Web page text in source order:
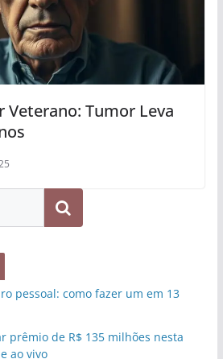
Veterano: Tumor Leva
Pesquisar
pessoal: como fazer um em 13
prêmio de R$ 135 milhões nesta
ao vivo